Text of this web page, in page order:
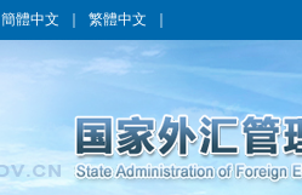
簡體中文 繁體中文